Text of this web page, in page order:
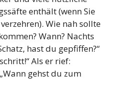
enthält (wenn Sie
Wie nah sollte
Wann? Nachts
hast du gepfiffen?“
Als er rief:
gehst du zum